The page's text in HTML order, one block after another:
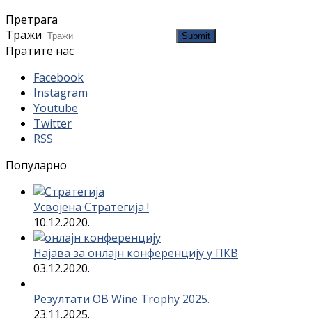
Претрага
Тражи
Submit
Пратите нас
Facebook
Instagram
Youtube
Twitter
RSS
Популарно
Усвојена Стратегија !
10.12.2020.
Најава за онлајн конференцију у ПКВ
03.12.2020.
Резултати OB Wine Trophy 2025.
23.11.2025.